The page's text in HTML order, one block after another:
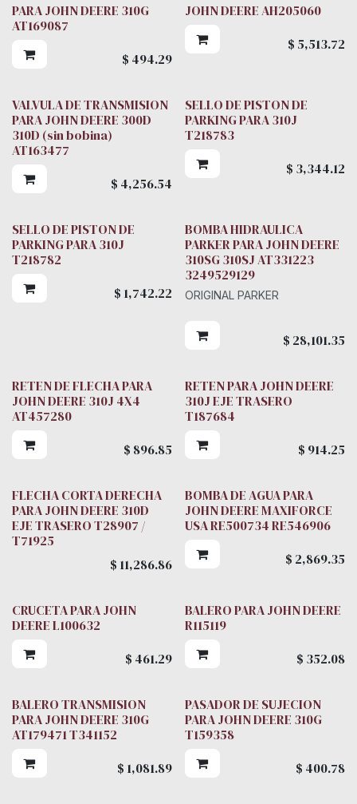
PARA JOHN DEERE 310G
AT169087
$ 494.29
JOHN DEERE AH205060
$ 5,513.72
VALVULA DE TRANSMISION
PARA JOHN DEERE 300D
310D (sin bobina)
AT163477
$ 4,256.54
SELLO DE PISTON DE
PARKING PARA 310J
T218783
$ 3,344.12
SELLO DE PISTON DE
PARKING PARA 310J
T218782
$ 1,742.22
Parker
BOMBA HIDRAULICA
PARKER PARA JOHN DEERE
310SG 310SJ AT331223
3249529129
ORIGINAL PARKER
$ 28,101.35
RETEN DE FLECHA PARA
JOHN DEERE 310J 4X4
AT457280
$ 896.85
RETEN PARA JOHN DEERE
310J EJE TRASERO
T187684
$ 914.25
FLECHA CORTA DERECHA
PARA JOHN DEERE 310D
EJE TRASERO T28907 /
T71925
$ 11,286.86
BOMBA DE AGUA PARA
JOHN DEERE MAXIFORCE
USA RE500734 RE546906
$ 2,869.35
CRUCETA PARA JOHN
DEERE L100632
$ 461.29
BALERO PARA JOHN DEERE
R115119
$ 352.08
BALERO TRANSMISION
PARA JOHN DEERE 310G
AT179471 T341152
$ 1,081.89
PASADOR DE SUJECION
PARA JOHN DEERE 310G
T159358
$ 400.78